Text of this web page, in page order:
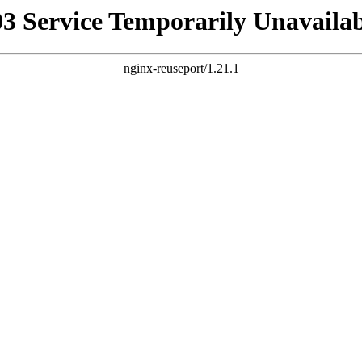
Service Temporarily
nginx-reuseport/1.21.1